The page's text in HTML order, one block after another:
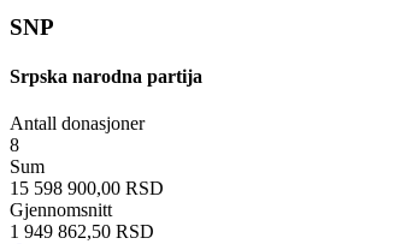
SNP
Srpska narodna partija
Antall donasjoner
8
Sum
15 598 900,00 RSD
Gjennomsnitt
1 949 862,50 RSD